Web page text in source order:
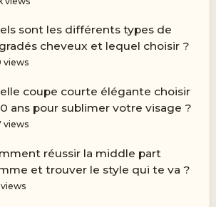
sont les différents types de
cheveux et lequel choisir ?
views
coupe courte élégante choisir
ans pour sublimer votre visage ?
views
réussir la middle part
et trouver le style qui te va ?
views